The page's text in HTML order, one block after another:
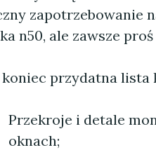
zapotrzebowanie
n50, ale zawsze
koniec przydatna
Przekroje i detale
oknach;